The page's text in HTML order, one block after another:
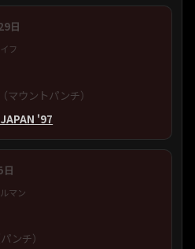
日
フ
マウントパンチ）
'97
マン
ンチ）